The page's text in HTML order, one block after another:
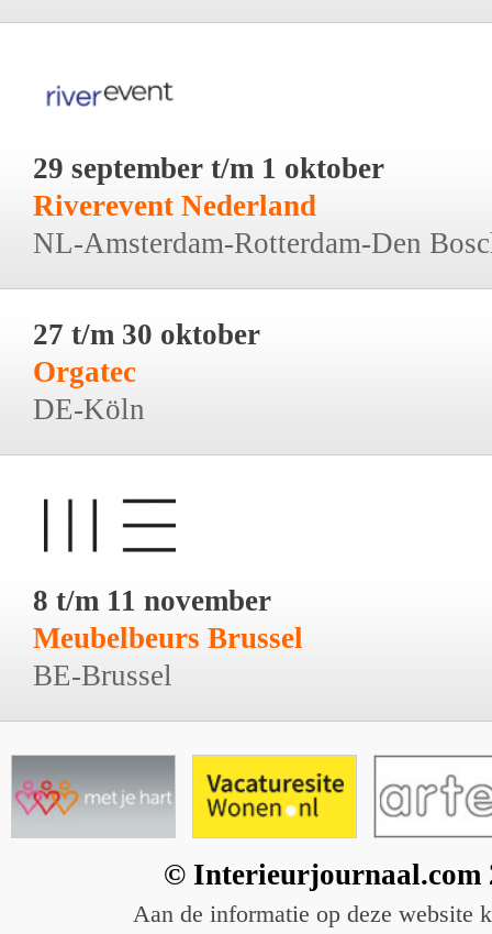
29 september t/m 1 oktober
Riverevent Nederland
NL-Amsterdam-Rotterdam-Den
27 t/m 30 oktober
Orgatec
DE-Köln
8 t/m 11 november
Meubelbeurs Brussel
BE-Brussel
© Interieurjournaal.com
Aan de informatie op deze website